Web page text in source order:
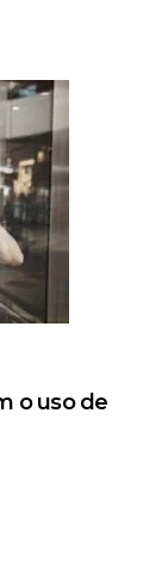
o uso de